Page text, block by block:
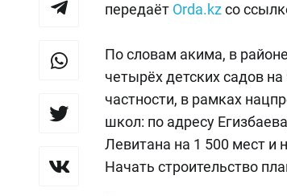
передаёт Оrda.kzсо
По словам акима, в
четырёх детских садов
частности, в рамках
школ: по адресу
Левитана на 1 500 мест и
Начать строительство